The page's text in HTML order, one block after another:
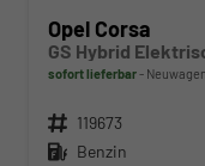
Opel Corsa
sofort lieferbar Neuwagen
Fahrzeugnr. 119673
Kraftstoff Benzin